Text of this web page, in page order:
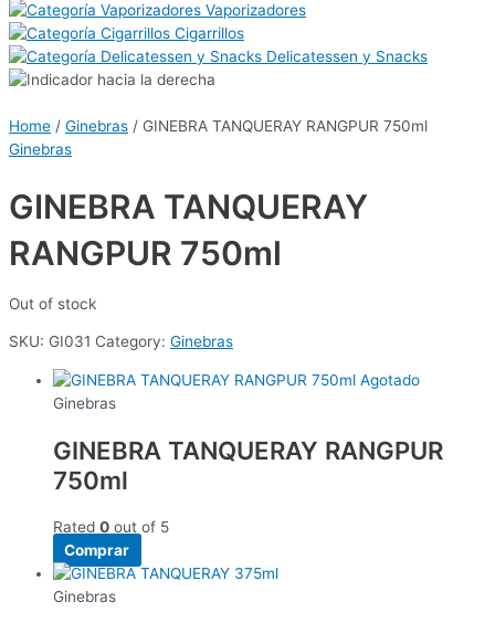
Vaporizadores
Cigarrillos
Delicatessen y Snacks
Home / Ginebras / GINEBRA TANQUERAY RANGPUR 750ml
Ginebras
GINEBRA TANQUERAY
RANGPUR 750ml
Out of stock
SKU: GI031 Category: Ginebras
Agotado
Ginebras
GINEBRA TANQUERAY RANGPUR
750ml
Rated 0 out of 5
Comprar
Ginebras